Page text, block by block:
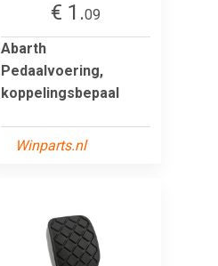
€ 1.09
Abarth
Pedaalvoering,
koppelingsbepaal
Winparts.nl